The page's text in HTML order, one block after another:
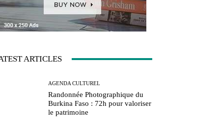
ARTICLES
AGENDA CULTUREL
Randonnée Photographique du
Burkina Faso : 72h pour valoriser
le patrimoine